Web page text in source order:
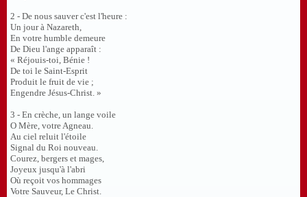
2 - De nous sauver c'est l'heure :
Un jour à Nazareth,
En votre humble demeure
De Dieu l'ange apparaît :
« Réjouis-toi, Bénie !
De toi le Saint-Esprit
Produit le fruit de vie ;
Engendre Jésus-Christ. »
3 - En crèche, un lange voile
O Mère, votre Agneau.
Au ciel reluit l'étoile
Signal du Roi nouveau.
Courez, bergers et mages,
Joyeux jusqu'à l'abri
Où reçoit vos hommages
Votre Sauveur, Le Christ.